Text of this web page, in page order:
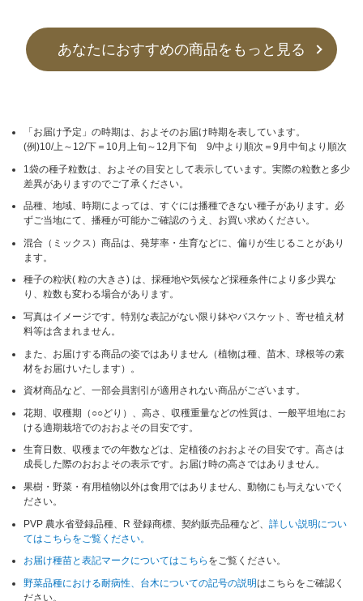
あなたにおすすめの商品をもっと見る
「お届け予定」の時期は、およそのお届け時期を表しています。
(例)10/上～12/下＝10月上旬～12月下旬 9/中より順次＝9月中旬より順次
1袋の種子粒数は、およその目安として表示しています。実際の粒数と多少
差異がありますのでご了承ください。
品種、地域、時期によっては、すぐには播種できない種子があります。必
ずご当地にて、播種が可能かご確認のうえ、お買い求めください。
混合（ミックス）商品は、発芽率・生育などに、偏りが生じることがあり
ます。
種子の粒状( 粒の大きさ) は、採種地や気候など採種条件により多少異な
り、粒数も変わる場合があります。
写真はイメージです。特別な表記がない限り鉢やバスケット、寄せ植え材
料等は含まれません。
また、お届けする商品の姿ではありません（植物は種、苗木、球根等の素
材をお届けいたします）。
資材商品など、一部会員割引が適用されない商品がございます。
花期、収穫期（○○どり）、高さ、収穫重量などの性質は、一般平坦地にお
ける適期栽培でのおおよその目安です。
生育日数、収穫までの年数などは、定植後のおおよその目安です。高さは
成長した際のおおよその表示です。お届け時の高さではありません。
果樹・野菜・有用植物以外は食用ではありません、動物にも与えないでく
ださい。
PVP 農水省登録品種、R 登録商標、契約販売品種など、詳しい説明につい
てはこちらをご覧ください。
お届け種苗と表記マークについてはこちら をご覧ください。
野菜品種における耐病性、台木についての記号の説明はこちらをご確認く
ださい。